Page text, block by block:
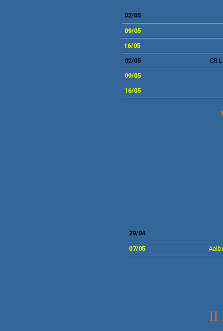
02/05
09/05
16/05
02/05
CR
09/05
16/05
29/04
07/05
II